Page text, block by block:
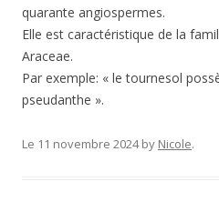
quarante angiospermes.
Elle est caractéristique de la
Araceae.
Par exemple: « le tournesol
pseudanthe ».
Le 11 novembre 2024by Nicole.